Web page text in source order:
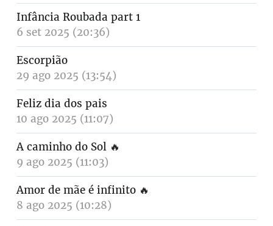
Infância Roubada part 1
6 set 2025 (20:36)
Escorpião
29 ago 2025 (13:54)
Feliz dia dos pais
10 ago 2025 (11:07)
A caminho do Sol 🔥
9 ago 2025 (11:03)
Amor de mãe é infinito 🔥
8 ago 2025 (10:28)